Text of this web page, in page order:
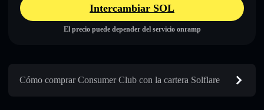
Intercambiar SOL
El precio puede depender del servicio onramp
Cómo comprar Consumer Club con la cartera Solflare